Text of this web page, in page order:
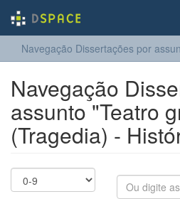
Navegação Dissertações por
Navegação
assunto "Teatro
(Tragedia) -